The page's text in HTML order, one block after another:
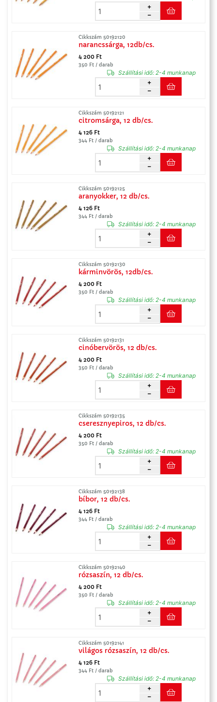
Cikkszám 50192120
narancssárga, 12db/cs.
4 200 Ft
350 Ft / darab
Szállítási idő:2-4 munkanap
Cikkszám 50192121
citromsárga, 12 db/cs.
4 126 Ft
344 Ft / darab
Szállítási idő:2-4 munkanap
Cikkszám 50192125
aranyokker, 12 db/cs.
4 126 Ft
344 Ft / darab
Szállítási idő:2-4 munkanap
Cikkszám 50192130
kárminvörös, 12db/cs.
4 200 Ft
350 Ft / darab
Szállítási idő:2-4 munkanap
Cikkszám 50192131
cinóbervörös, 12 db/cs.
4 200 Ft
350 Ft / darab
Szállítási idő:2-4 munkanap
Cikkszám 50192135
cseresznyepiros, 12 db/cs.
4 200 Ft
350 Ft / darab
Szállítási idő:2-4 munkanap
Cikkszám 50192138
bíbor, 12 db/cs.
4 126 Ft
344 Ft / darab
Szállítási idő:2-4 munkanap
Cikkszám 50192140
rózsaszín, 12 db/cs.
4 200 Ft
350 Ft / darab
Szállítási idő:2-4 munkanap
Cikkszám 50192141
világos rózsaszín, 12 db/cs.
4 126 Ft
344 Ft / darab
Szállítási idő:2-4 munkanap